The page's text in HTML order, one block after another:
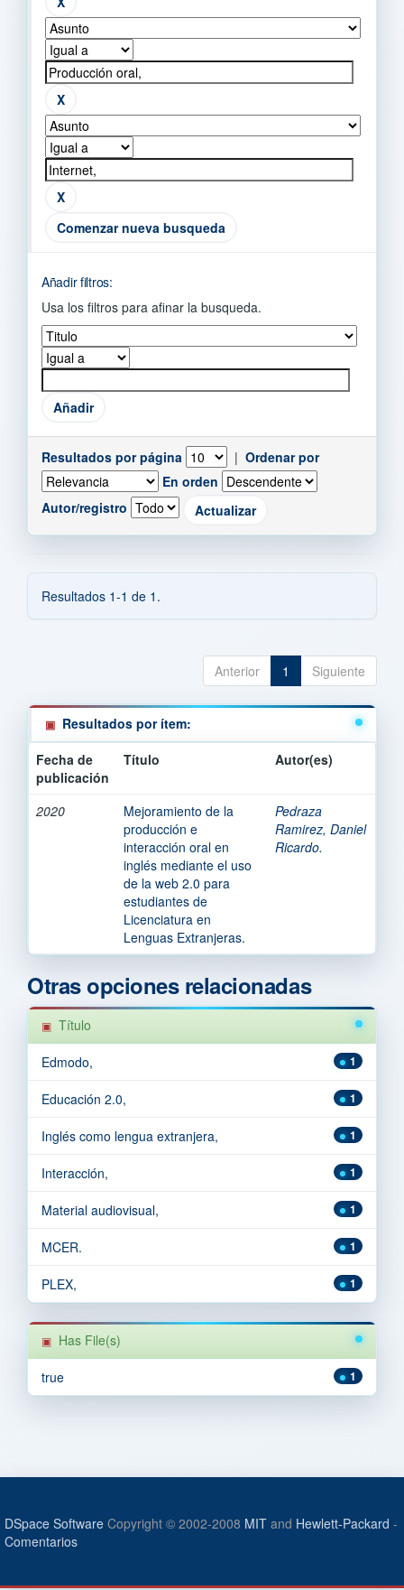
Comenzar nueva busqueda
Añadir filtros:
Usa los filtros para afinar la busqueda.
Resultados por página | Ordenar por
En orden
Autor/registro
Resultados 1-1 de 1.
Anterior 1 Siguiente
Resultados por ítem:
Fecha de
publicación
Título Autor(es)
2020
Mejoramiento de la
producción e
interacción oral en
inglés mediante el uso
de la web 2.0 para
estudiantes de
Licenciatura en
Lenguas Extranjeras.
Pedraza
Ramirez, Daniel
Ricardo.
Otras opciones relacionadas
Título
1
Edmodo,
1
Educación 2.0,
1
Inglés como lengua extranjera,
1
Interacción,
1
Material audiovisual,
1
MCER.
1
PLEX,
Has File(s)
1
true
DSpace Software Copyright © 2002-2008 MIT and Hewlett-Packard -
Comentarios